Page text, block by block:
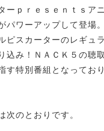
ーｐｒｅｓｅｎｔｓア
パワーアップして登場
ピスカーターのレギ
込み！ＮＡＣＫ５の聴
特別番組となっており
次のとおりです。